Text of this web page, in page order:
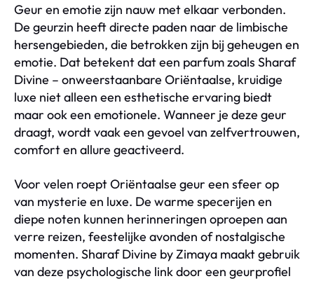
Geur en emotie zijn nauw met elkaar verbonden.
De geurzin heeft directe paden naar de limbische
hersengebieden, die betrokken zijn bij geheugen en
emotie. Dat betekent dat een parfum zoals Sharaf
Divine – onweerstaanbare Oriëntaalse, kruidige
luxe niet alleen een esthetische ervaring biedt
maar ook een emotionele. Wanneer je deze geur
draagt, wordt vaak een gevoel van zelfvertrouwen,
comfort en allure geactiveerd.
Voor velen roept Oriëntaalse geur een sfeer op
van mysterie en luxe. De warme specerijen en
diepe noten kunnen herinneringen oproepen aan
verre reizen, feestelijke avonden of nostalgische
momenten. Sharaf Divine by Zimaya maakt gebruik
van deze psychologische link door een geurprofiel